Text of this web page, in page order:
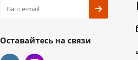
Оставайтесь на связи